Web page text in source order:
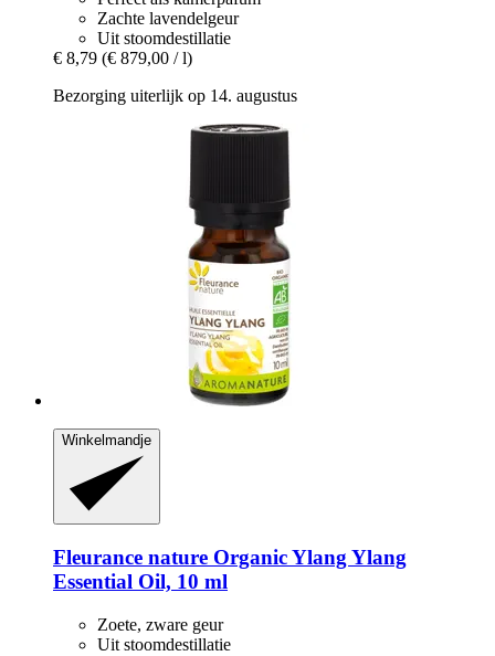
Zachte lavendelgeur
Uit stoomdestillatie
€ 8,79 (€ 879,00 / l)
Bezorging uiterlijk op 14. augustus
Winkelmandje
Fleurance nature Organic Ylang Ylang
Essential Oil, 10 ml
Zoete, zware geur
Uit stoomdestillatie